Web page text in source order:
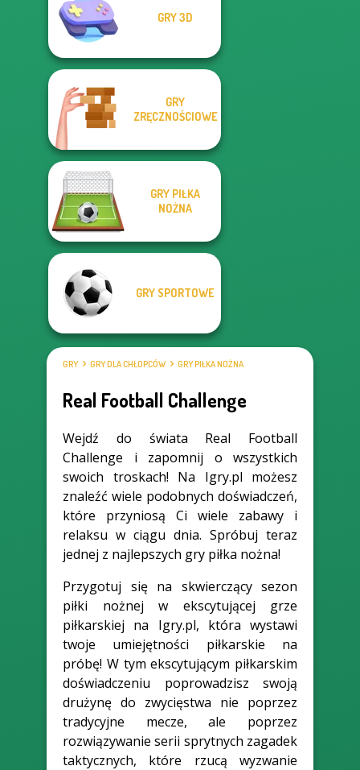
GRY 3D
GRY
ZRĘCZNOŚCIOWE
GRY PIŁKA
NOŻNA
GRY SPORTOWE
GRY GRY DLA CHŁOPCÓW GRY PIŁKA NOŻNA
Real Football Challenge
Wejdź do świata Real Football
Challenge i zapomnij o wszystkich
swoich troskach! Na Igry.pl możesz
znaleźć wiele podobnych doświadczeń,
które przyniosą Ci wiele zabawy i
relaksu w ciągu dnia. Spróbuj teraz
jednej z najlepszych gry piłka nożna!
Przygotuj się na skwierczący sezon
piłki nożnej w ekscytującej grze
piłkarskiej na Igry.pl, która wystawi
twoje umiejętności piłkarskie na
próbę! W tym ekscytującym piłkarskim
doświadczeniu poprowadzisz swoją
drużynę do zwycięstwa nie poprzez
tradycyjne mecze, ale poprzez
rozwiązywanie serii sprytnych zagadek
taktycznych, które rzucą wyzwanie